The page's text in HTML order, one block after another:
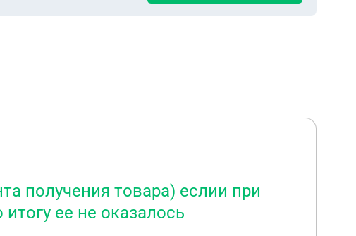
получения товара) еслии при
ее не оказалось